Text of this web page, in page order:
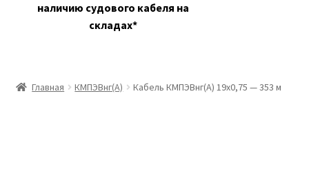
наличию судового кабеля на
складах*
Главная КМПЭВнг(А) Кабель КМПЭВнг(А) 19х0,75 — 353 м